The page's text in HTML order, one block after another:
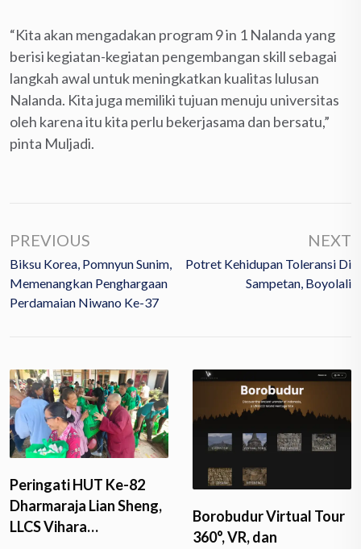
“Kita akan mengadakan program 9 in 1 Nalanda yang
berisi kegiatan-kegiatan pengembangan skill sebagai
langkah awal untuk meningkatkan kualitas lulusan
Nalanda. Kita juga memiliki tujuan menuju universitas
oleh karena itu kita perlu bekerjasama dan bersatu,”
pinta Muljadi.
PREVIOUS
Biksu Korea, Pomnyun Sunim,
Memenangkan Penghargaan
Perdamaian Niwano Ke-37
NEXT
Potret Kehidupan Toleransi Di
Sampetan, Boyolali
Peringati HUT Ke-82
Dharmaraja Lian Sheng,
LLCS Vihara…
Borobudur Virtual Tour
360°, VR, dan